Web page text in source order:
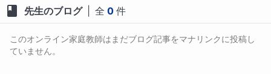
んの学びに繋げてくださることをお祈りして
こちらこそ、ありがとうございました☺️✨
先生のブログ 全 0 件
このオンライン家庭教師はまだブログ記事をマナリンクに投稿し
ていません。